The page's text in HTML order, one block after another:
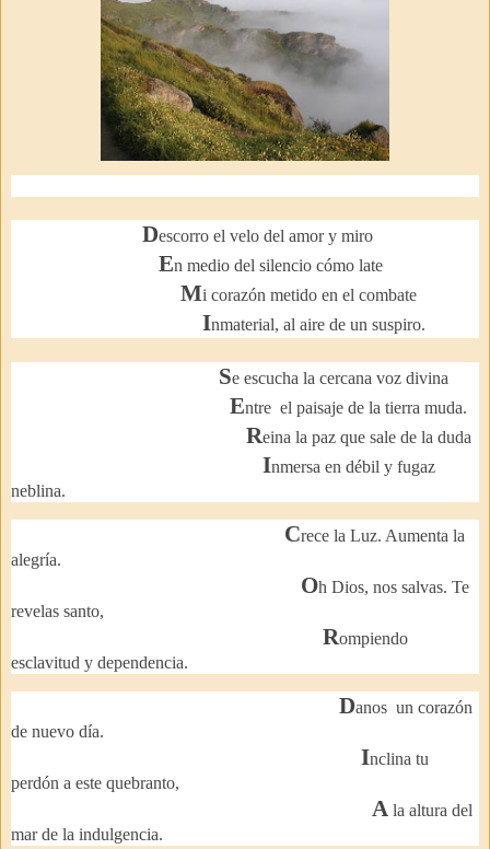
Descorro el velo del amor y miro
En medio del silencio cómo late
Mi corazón metido en el combate
Inmaterial, al aire de un suspiro.
Se escucha la cercana voz divina
Entre el paisaje de la tierra muda.
Reina la paz que sale de la duda
Inmersa en débil y fugaz
neblina.
Crece la Luz. Aumenta la
alegría.
Oh Dios, nos salvas. Te
revelas santo,
Rompiendo
esclavitud y dependencia.
Danos un corazón
de nuevo día.
Inclina tu
perdón a este quebranto,
A la altura del
mar de la indulgencia.